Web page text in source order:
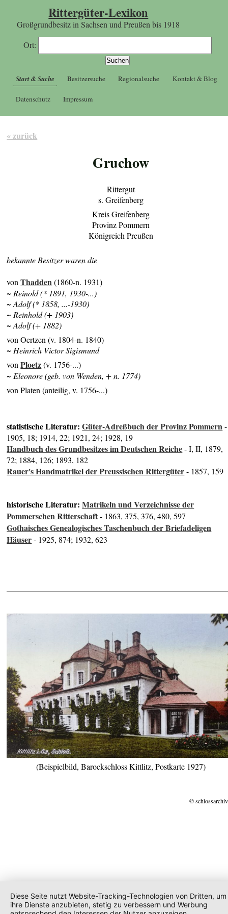
Rittergüter-Lexikon
Großgrundbesitz in Sachsen und Preußen bis 1918
Ort:
Start & Suche Besitzersuche Regionalsuche Kontakt & Blog
Datenschutz Impressum
« zurück
Gruchow
Rittergut
s. Greifenberg
Kreis Greifenberg
Provinz Pommern
Königreich Preußen
bekannte Besitzer waren die
vonThadden(1860-n. 1931)
~ Reinold (* 1891, 1930-...)
~ Adolf (* 1858,...-1930)
~ Reinhold (+ 1903)
~ Adolf (+ 1882)
von Oertzen (v. 1804-n. 1840)
~ Heinrich Victor Sigismund
vonPloetz(v. 1756-...)
~ Eleonore (geb. von Wenden, + n. 1774)
von Platen (anteilig, v. 1756-...)
statistische Literatur:Güter-Adreßbuch der Provinz Pommern-
1905, 18; 1914, 22; 1921, 24; 1928, 19
Handbuch des Grundbesitzes im Deutschen Reiche- I, II, 1879,
72; 1884, 126; 1893, 182
Rauer's Handmatrikel der Preussischen Rittergüter- 1857, 159
historische Literatur:Matrikeln und Verzeichnisse der
Pommerschen Ritterschaft- 1863, 375, 376, 480, 597
Gothaisches Genealogisches Taschenbuch der Briefadeligen
Häuser- 1925, 874; 1932, 623
(Beispielbild, Barockschloss Kittlitz, Postkarte 1927)
©
Diese Seite nutzt Website-Tracking-Technologien von Dritten, um
ihre Dienste anzubieten, stetig zu verbessern und Werbung